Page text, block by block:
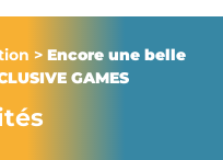
> Encore une belle
GAMES